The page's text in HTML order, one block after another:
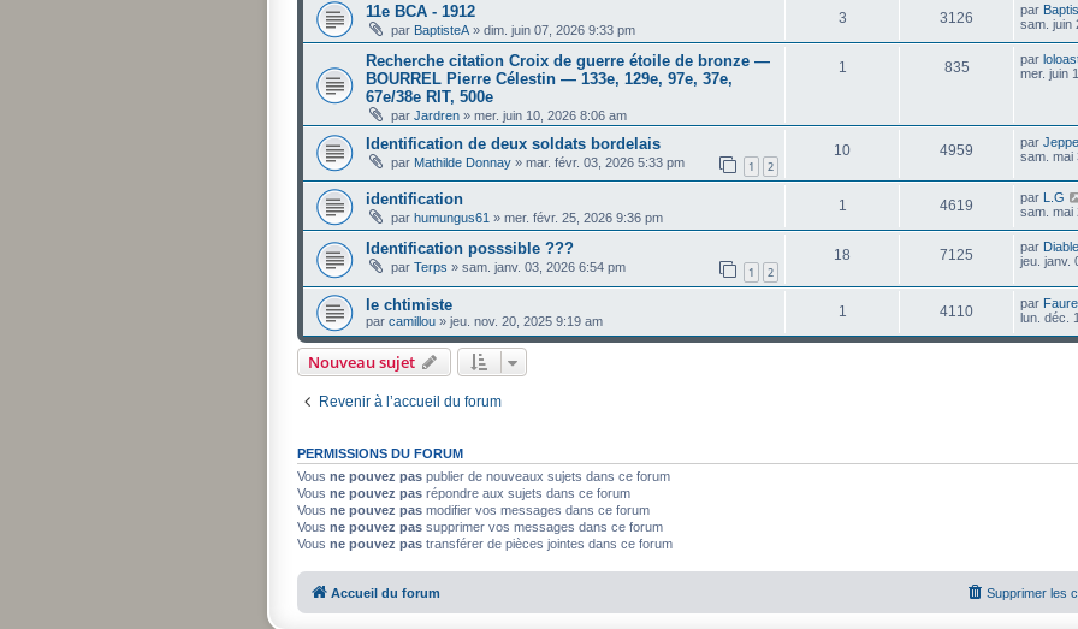
11e BCA - 1912
par BaptisteA » dim. juin 07, 2026 9:33 pm
3 3126 par
sam. juin
Recherche citation Croix de guerre étoile de bronze —
BOURREL Pierre Célestin — 133e, 129e, 97e, 37e,
67e/38e RIT, 500e
par Jardren » mer. juin 10, 2026 8:06 am
1 835 par
mer. juin
Identification de deux soldats bordelais
par Mathilde Donnay » mar. févr. 03, 2026 5:33 pm 1 2
10 4959 par
sam. mai
identification
par humungus61 » mer. févr. 25, 2026 9:36 pm
1 4619 par L.G
sam. mai
Identification posssible ???
par Terps » sam. janv. 03, 2026 6:54 pm 1 2
18 7125 par
jeu. janv.
le chtimiste
par camillou » jeu. nov. 20, 2025 9:19 am
1 4110 par Faure
lun. déc.
Nouveau sujet
Revenir à l’accueil du forum
PERMISSIONS DU FORUM
Vous ne pouvez pas publier de nouveaux sujets dans ce forum
Vous ne pouvez pas répondre aux sujets dans ce forum
Vous ne pouvez pas modifier vos messages dans ce forum
Vous ne pouvez pas supprimer vos messages dans ce forum
Vous ne pouvez pas transférer de pièces jointes dans ce forum
Accueil du forum Supprimer les